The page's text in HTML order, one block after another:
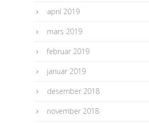
april 2019
mars 2019
februar 2019
januar 2019
desember 2018
november 2018